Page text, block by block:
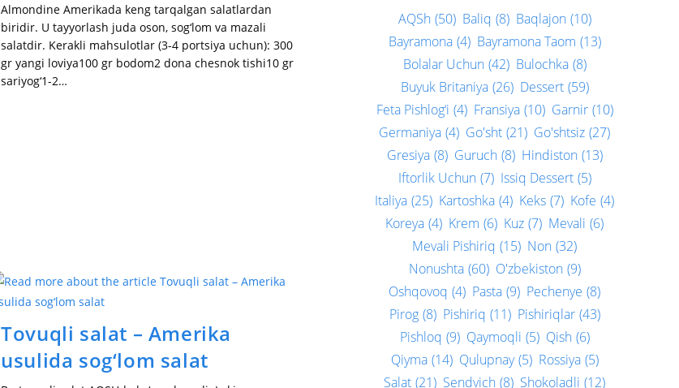
Almondine Amerikada keng tarqalgan salatlardan
biridir. U tayyorlash juda oson, sog‘lom va mazali
salatdir. Kerakli mahsulotlar (3-4 portsiya uchun): 300
gr yangi loviya100 gr bodom2 dona chesnok tishi10 gr
sariyog‘1-2…
Tovuqli salat – Amerika
usulida sog‘lom salat
AQSh (50) Baliq (8) Baqlajon (10)
Bayramona (4) Bayramona Taom (13)
Bolalar Uchun (42) Bulochka (8)
Buyuk Britaniya (26) Dessert (59)
Feta Pishlog‘i (4) Fransiya (10) Garnir (10)
Germaniya (4) Go'sht (21) Go'shtsiz (27)
Gresiya (8) Guruch (8) Hindiston (13)
Iftorlik Uchun (7) Issiq Dessert (5)
Italiya (25) Kartoshka (4) Keks (7) Kofe (4)
Koreya (4) Krem (6) Kuz (7) Mevali (6)
Mevali Pishiriq (15) Non (32)
Nonushta (60) O'zbekiston (9)
Oshqovoq (4) Pasta (9) Pechenye (8)
Pirog (8) Pishiriq (11) Pishiriqlar (43)
Pishloq (9) Qaymoqli (5) Qish (6)
Qiyma (14) Qulupnay (5) Rossiya (5)
Salat (21) Sendvich (8) Shokoladli (12)